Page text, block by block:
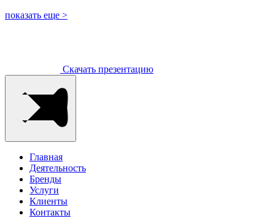
показать еще >
Скачать презентацию
Главная
Деятельность
Бренды
Услуги
Клиенты
Контакты